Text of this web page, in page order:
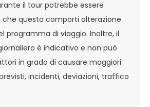
il tour potrebbe essere
che questo comporti alterazione
programma di viaggio. Inoltre, il
è indicativo e non può
in grado di causare maggiori
incidenti, deviazioni, traffico